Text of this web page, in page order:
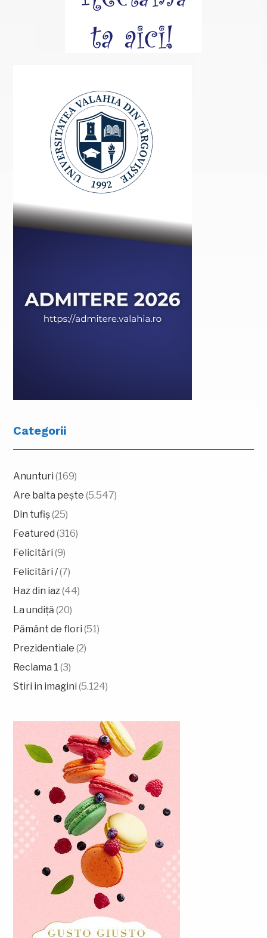
Categorii
Anunturi (169)
Are balta pește (5.547)
Din tufiș(25)
Featured (316)
Felicitări (9)
Felicitări /(7)
Haz din iaz (44)
La undiță (20)
Pământ de flori (51)
Prezidentiale (2)
Reclama 1 (3)
Stiri in imagini (5.124)